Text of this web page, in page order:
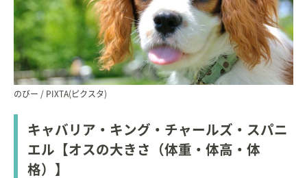
のびー / PIXTA(ピクスタ)
キャバリア・キング・チャールズ・スパニ
エル【オスの大きさ（体重・体高・体
格）】